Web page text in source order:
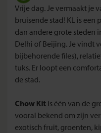
Vrije dag. Je vermaakt je
bruisende stad! KL is een
dan andere grote steden
Delhi of Beijing. Je vindt
bijbehorende files),
tuks. Er loopt een
de stad.
Chow Kit is één van de
vooral bekend om zijn
exotisch fruit, groenten,